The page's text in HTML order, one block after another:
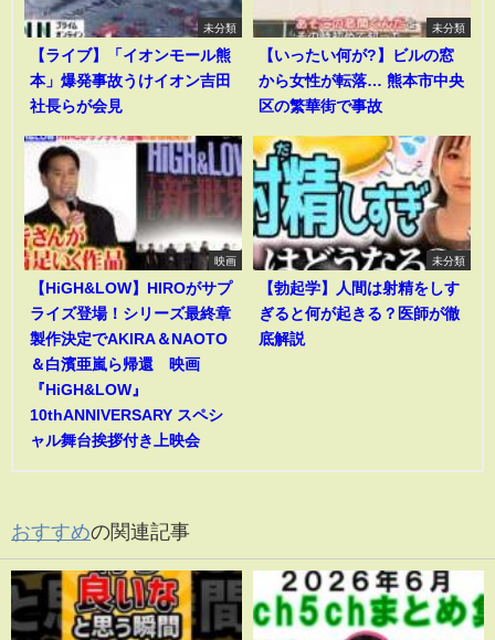
未分類
【ライブ】「イオンモール熊
本」爆発事故うけイオン吉田
社長らが会見
未分類
【いったい何が?】ビルの窓
から女性が転落… 熊本市中央
区の繁華街で事故
映画
【HiGH&LOW】HIROがサプ
ライズ登場！シリーズ最終章
製作決定でAKIRA＆NAOTO
＆白濱亜嵐ら帰還 映画
『HiGH&LOW』
10thANNIVERSARY スペシ
ャル舞台挨拶付き上映会
未分類
【勃起学】人間は射精をしす
ぎると何が起きる？医師が徹
底解説
おすすめの関連記事